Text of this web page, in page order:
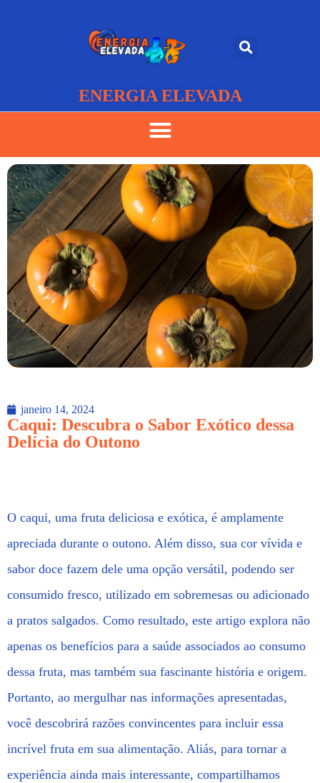
ENERGIA ELEVADA
janeiro 14, 2024
Caqui: Descubra o Sabor Exótico dessa
Delícia do Outono
O caqui, uma fruta deliciosa e exótica, é amplamente
apreciada durante o outono. Além disso, sua cor vívida e
sabor doce fazem dele uma opção versátil, podendo ser
consumido fresco, utilizado em sobremesas ou adicionado
a pratos salgados. Como resultado, este artigo explora não
apenas os benefícios para a saúde associados ao consumo
dessa fruta, mas também sua fascinante história e origem.
Portanto, ao mergulhar nas informações apresentadas,
você descobrirá razões convincentes para incluir essa
incrível fruta em sua alimentação. Aliás, para tornar a
experiência ainda mais interessante, compartilhamos